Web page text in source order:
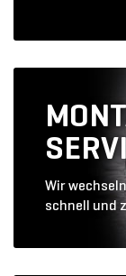
Wir
schnell und